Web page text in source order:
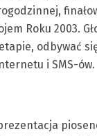
Roku 2003.
odbywać
i SMS-ów.